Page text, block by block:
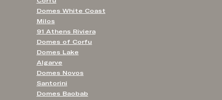
Domes White Coast
Milos
91 Athens Riviera
Domes of Corfu
Domes Lake
Algarve
Domes Novos
Santorini
Domes Baobab